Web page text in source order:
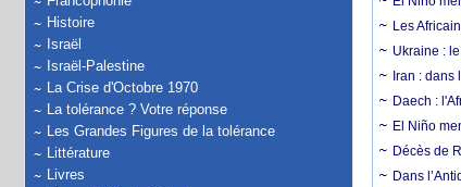
Histoire
Israël
Israël-Palestine
La Crise d'Octobre 1970
La tolérance ? Votre réponse
Les Grandes Figures de la tolérance
Littérature
Livres
Les
Ukraine :
Iran :
Daech :
El Niño
Décès de
Dans